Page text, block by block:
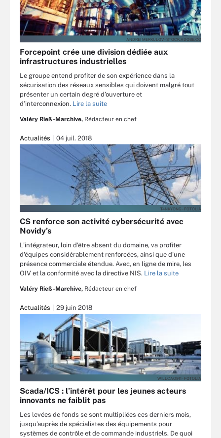
ANDREI MERKULOV - STOCK.ADOBE.CO
Forcepoint crée une division dédiée aux
infrastructures industrielles
Le groupe entend profiter de son expérience dans la
sécurisation des réseaux sensibles qui doivent malgré tout
présenter un certain degré d’ouverture et
d’interconnexion. Lire la suite
Valéry Rieß-Marchive, Rédacteur en chef
Actualités 04 juil. 2018
T4NKYONG - FOTOLIA
CS renforce son activité cybersécurité avec
Novidy’s
L’intégrateur, loin d'être absent du domaine, va profiter
d'équipes considérablement renforcées, ainsi que d'une
présence commerciale étendue. Avec, en ligne de mire, les
OIV et la conformité avec la directive NIS. Lire la suite
Valéry Rieß-Marchive, Rédacteur en chef
Actualités 29 juin 2018
WILLCAO911 - FOTOLIA
Scada/ICS : l’intérêt pour les jeunes acteurs
innovants ne faiblit pas
Les levées de fonds se sont multipliées ces derniers mois,
jusqu’auprès de spécialistes des équipements pour
systèmes de contrôle et de commande industriels. De quoi